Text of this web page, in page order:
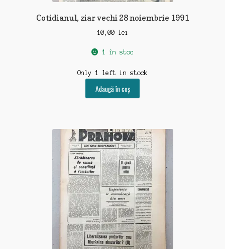
Cotidianul, ziar vechi 28 noiembrie 1991
10,00 lei
1 în stoc
Only 1 left in stock
Adaugă în coș